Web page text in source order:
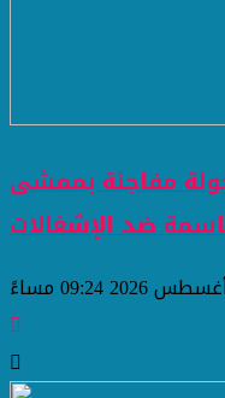
مفاجئة بممشى
ضد الإشغالات